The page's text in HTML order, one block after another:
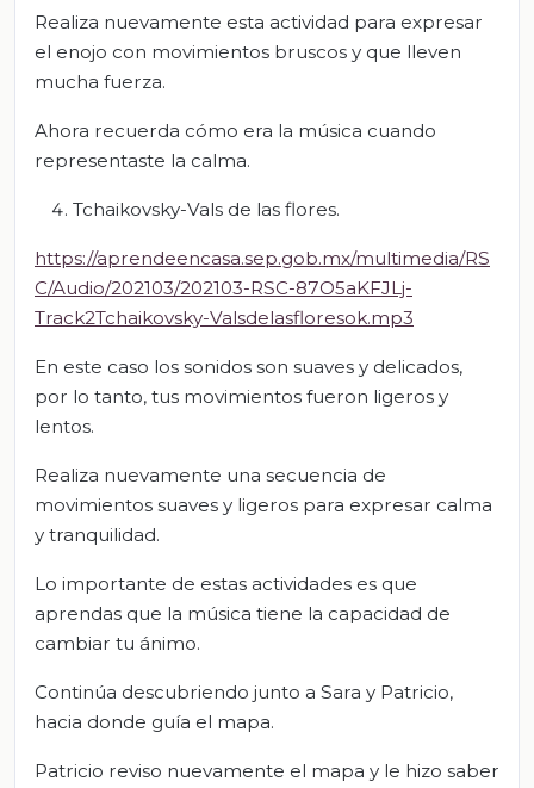
Realiza nuevamente esta actividad para expresar
el enojo con movimientos bruscos y que lleven
mucha fuerza.
Ahora recuerda cómo era la música cuando
representaste la calma.
Tchaikovsky-Vals de las flores.
https://aprendeencasa.sep.gob.mx/multimedia/RS
C/Audio/202103/202103-RSC-87O5aKFJLj-
Track2Tchaikovsky-Valsdelasfloresok.mp3
En este caso los sonidos son suaves y delicados,
por lo tanto, tus movimientos fueron ligeros y
lentos.
Realiza nuevamente una secuencia de
movimientos suaves y ligeros para expresar calma
y tranquilidad.
Lo importante de estas actividades es que
aprendas que la música tiene la capacidad de
cambiar tu ánimo.
Continúa descubriendo junto a Sara y Patricio,
hacia donde guía el mapa.
Patricio reviso nuevamente el mapa y le hizo saber